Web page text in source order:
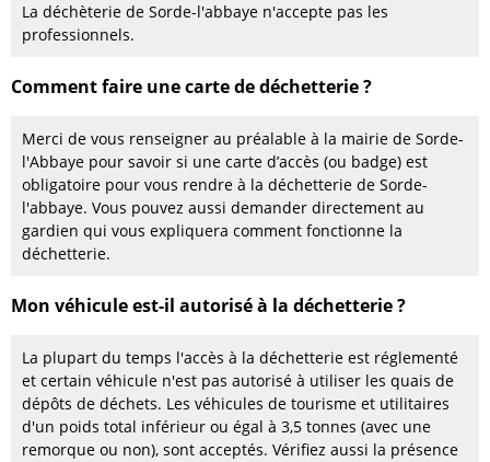
La déchèterie de Sorde-l'abbaye n'accepte pas les
professionnels.
Comment faire une carte de déchetterie ?
Merci de vous renseigner au préalable à la mairie de Sorde-
l'Abbaye pour savoir si une carte d’accès (ou badge) est
obligatoire pour vous rendre à la déchetterie de Sorde-
l'abbaye. Vous pouvez aussi demander directement au
gardien qui vous expliquera comment fonctionne la
déchetterie.
Mon véhicule est-il autorisé à la déchetterie ?
La plupart du temps l'accès à la déchetterie est réglementé
et certain véhicule n'est pas autorisé à utiliser les quais de
dépôts de déchets. Les véhicules de tourisme et utilitaires
d'un poids total inférieur ou égal à 3,5 tonnes (avec une
remorque ou non), sont acceptés. Vérifiez aussi la présence